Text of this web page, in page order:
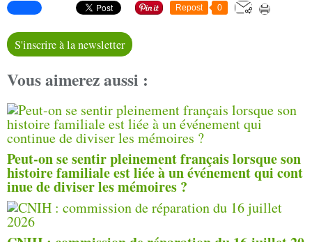
Repost 0
S'inscrire à la newsletter
Vous aimerez aussi :
Peut-on se sentir pleinement français lorsque son
histoire familiale est liée à un événement qui cont
inue de diviser les mémoires ?